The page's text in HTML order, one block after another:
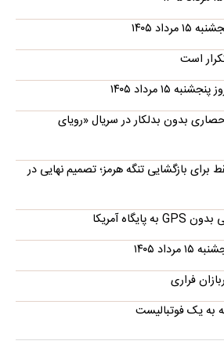
اراده صلح بر طبل جنگ پیروز شد / بازی
«باخت-باخت» تغییر می‌کند؟
وقفه برای «خشاب گذاری»؛ آیا ترامپ در
طلا، دلار یا بورس؛ بهترین سرمایه‌گذاری در
در عرصه سیاست خارجی دچار تنهایی
استراتژیک شده‌ایم